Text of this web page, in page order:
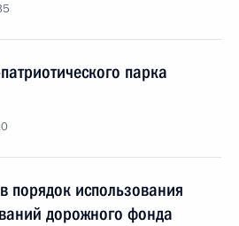
парка
порядок использования
дорожного фонда